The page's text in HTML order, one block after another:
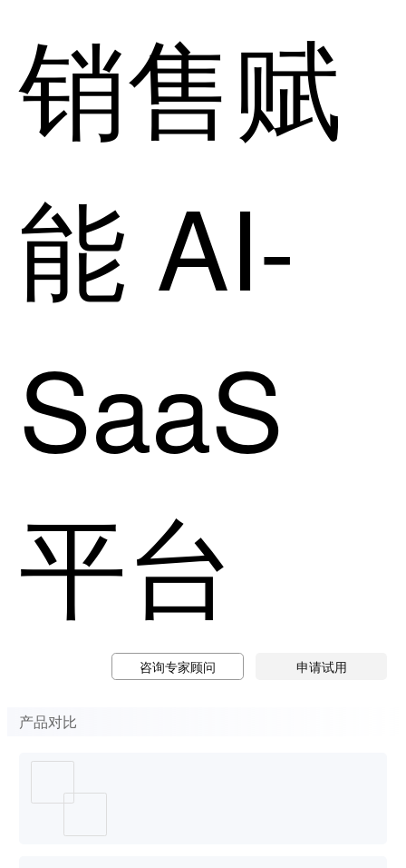
销售赋
能 AI-
SaaS
平台
咨询专家顾问 申请试用
产品对比